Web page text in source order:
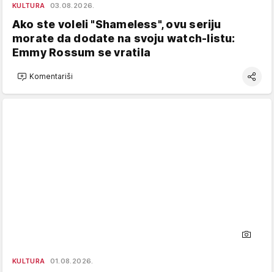
KULTURA 03.08.2026.
Ako ste voleli "Shameless", ovu seriju
morate da dodate na svoju watch-listu:
Emmy Rossum se vratila
Komentariši
KULTURA 01.08.2026.